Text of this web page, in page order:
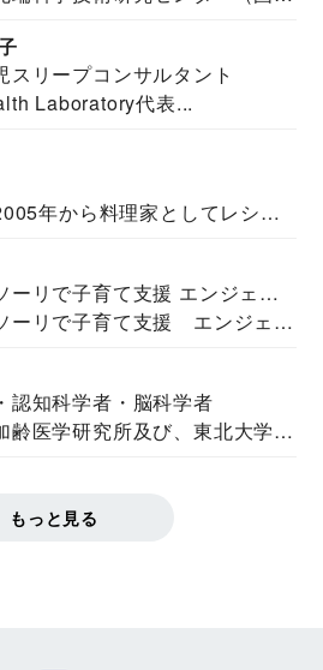
スリープコンサルタント
Laboratory代表...
年から料理家としてレシピ
ーリで子育て支援 エンジェル
究所所長
ーリで子育て支援 エンジェル
認知科学者・脳科学者
齢医学研究所及び、東北大学大
もっと見る